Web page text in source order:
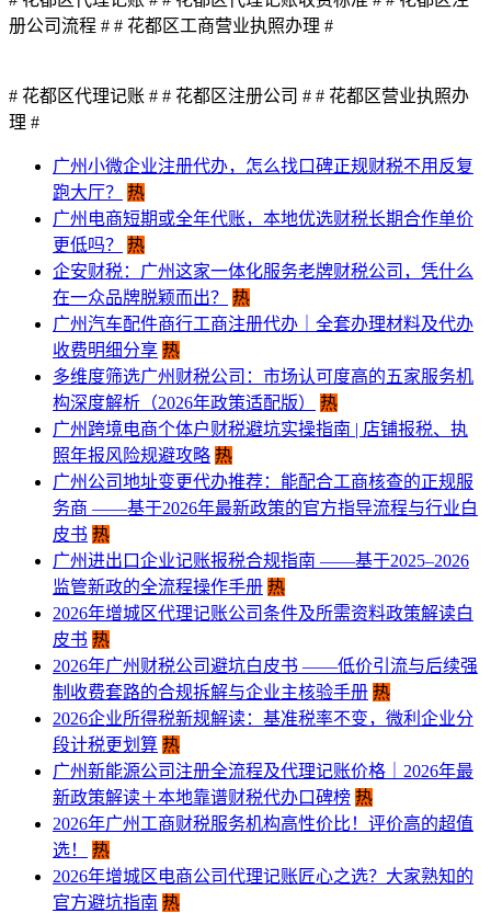
册公司流程 # # 花都区工商营业执照办理 #
# 花都区代理记账 # # 花都区注册公司 # # 花都区营业执照办
理 #
广州小微企业注册代办，怎么找口碑正规财税不用反复
跑大厅？
热
广州电商短期或全年代账，本地优选财税长期合作单价
更低吗？
热
企安财税：广州这家一体化服务老牌财税公司，凭什么
在一众品牌脱颖而出？
热
广州汽车配件商行工商注册代办｜全套办理材料及代办
收费明细分享 热
多维度筛选广州财税公司：市场认可度高的五家服务机
构深度解析（2026年政策适配版）
热
​广州跨境电商个体户财税避坑实操指南 | 店铺报税、执
照年报风险规避攻略 热
广州公司地址变更代办推荐：能配合工商核查的正规服
务商 ——基于2026年最新政策的官方指导流程与行业白
皮书 热
广州进出口企业记账报税合规指南 ——基于2025–2026
监管新政的全流程操作手册 热
2026年增城区代理记账公司条件及所需资料政策解读白
皮书 热
2026年广州财税公司避坑白皮书 ——低价引流与后续强
制收费套路的合规拆解与企业主核验手册 热
2026企业所得税新规解读：基准税率不变，微利企业分
段计税更划算 热
​广州新能源公司注册全流程及代理记账价格｜2026年最
新政策解读＋本地靠谱财税代办口碑榜 热
2026年广州工商财税服务机构高性价比！评价高的超值
选！
热
2026年增城区电商公司代理记账匠心之选？大家熟知的
官方避坑指南 热